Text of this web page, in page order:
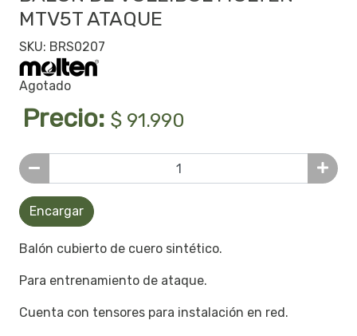
MTV5T ATAQUE
SKU: BRS0207
Agotado
Precio: $ 91.990
Encargar
Balón cubierto de cuero sintético.
Para entrenamiento de ataque.
Cuenta con tensores para instalación en red.